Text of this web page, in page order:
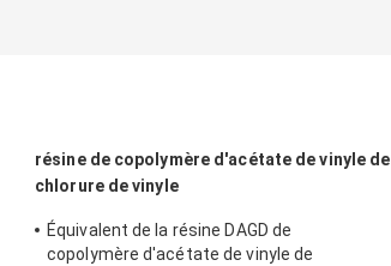
résine de copolymère d'acétate de vinyle de
chlorure de vinyle
Équivalent de la résine DAGD de
copolymère d'acétate de vinyle de